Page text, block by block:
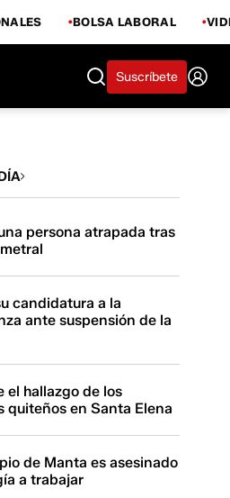
BOLSA LABORAL
Suscríbete
persona atrapada tras
candidatura a la
ante suspensión de la
el hallazgo de los
quiteños en Santa Elena
de Manta es asesinado
a trabajar